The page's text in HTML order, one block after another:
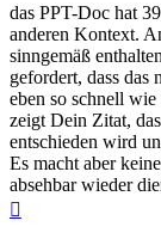
das PPT-Doc hat
anderen Kontext.
sinngemäß
gefordert, dass das
eben so schnell
zeigt Dein Zitat,
entschieden wird
Es macht aber
absehbar wieder